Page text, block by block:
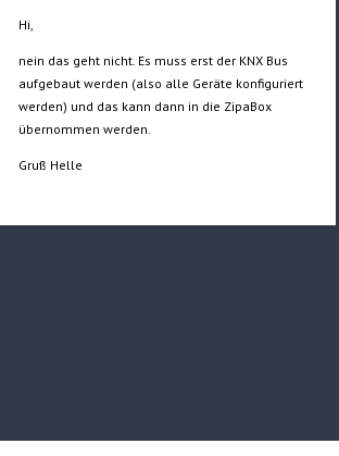
Hi,
nein das geht nicht. Es muss erst der KNX Bus
aufgebaut werden (also alle Geräte konfiguriert
werden) und das kann dann in die ZipaBox
übernommen werden.
Gruß Helle